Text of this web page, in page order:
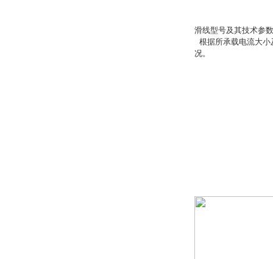
滑线型号及其技术参数
根据所承载电流大
况。